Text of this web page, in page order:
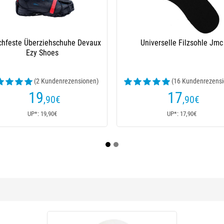
Filzsohle Jmc
(16 Kundenrezensionen)
,90€
UP*: 17,90€
Neoprenkleber Ragot Aquasure
(8 Kundenrezensionen)
,90€
UP*: 15,90€